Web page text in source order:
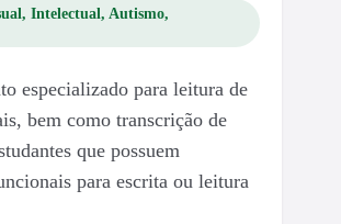
Intelectual, Autismo,
especializado para leitura de
bem como transcrição de
que possuem
para escrita ou leitura